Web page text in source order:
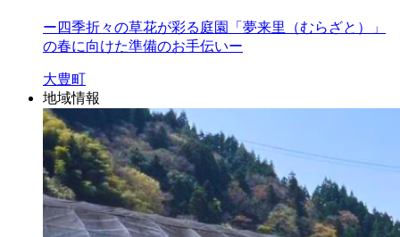
ー四季折々の草花が彩る庭園「夢来里（むらざと）」
の春に向けた準備のお手伝いー
大豊町
地域情報